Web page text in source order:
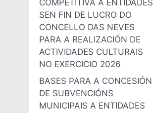
COMPETITIVA A ENTIDADES
SEN FIN DE LUCRO DO
CONCELLO DAS NEVES
PARA A REALIZACIÓN DE
ACTIVIDADES CULTURAIS
NO EXERCICIO 2026
BASES PARA A CONCESIÓN
DE SUBVENCIÓNS
MUNICIPAIS A ENTIDADES